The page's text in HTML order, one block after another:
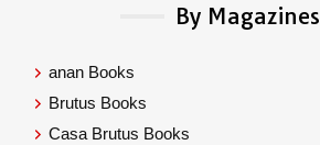
By Magazines
anan Books
Brutus Books
Casa Brutus Books